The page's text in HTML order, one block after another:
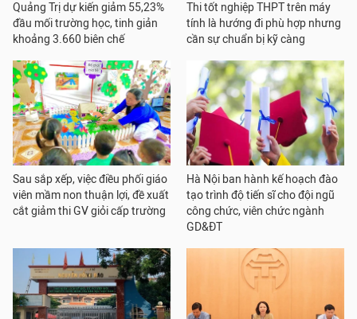
Quảng Trị dự kiến giảm 55,23%
đầu mối trường học, tinh giản
khoảng 3.660 biên chế
Thi tốt nghiệp THPT trên máy
tính là hướng đi phù hợp nhưng
cần sự chuẩn bị kỹ càng
Sau sắp xếp, việc điều phối giáo
viên mầm non thuận lợi, đề xuất
cắt giảm thi GV giỏi cấp trường
Hà Nội ban hành kế hoạch đào
tạo trình độ tiến sĩ cho đội ngũ
công chức, viên chức ngành
GD&ĐT